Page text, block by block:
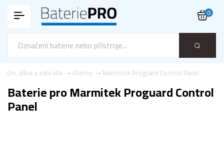
0
Marmitek Proguard Control Panel
Alarmy
Dům, dílna a zahrada
Baterie pro Marmitek Proguard Control
Panel